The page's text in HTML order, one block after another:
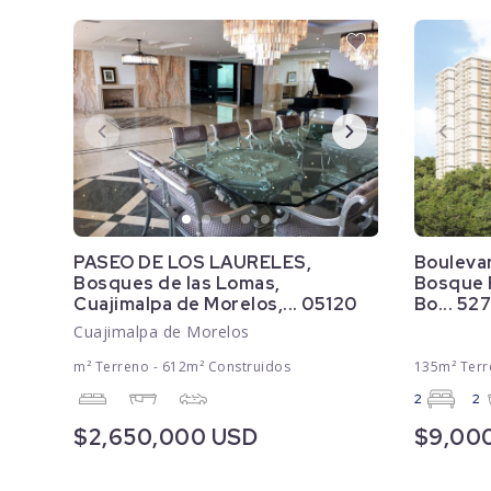
PASEO DE LOS LAURELES,
Bosques de las Lomas,
Cuajimalpa de Morelos,... 05120
Cuajimalpa de Morelos
m² Terreno - 612m² Construidos
$2,650,000 USD
Bosque
Bo...
135m²
2 2